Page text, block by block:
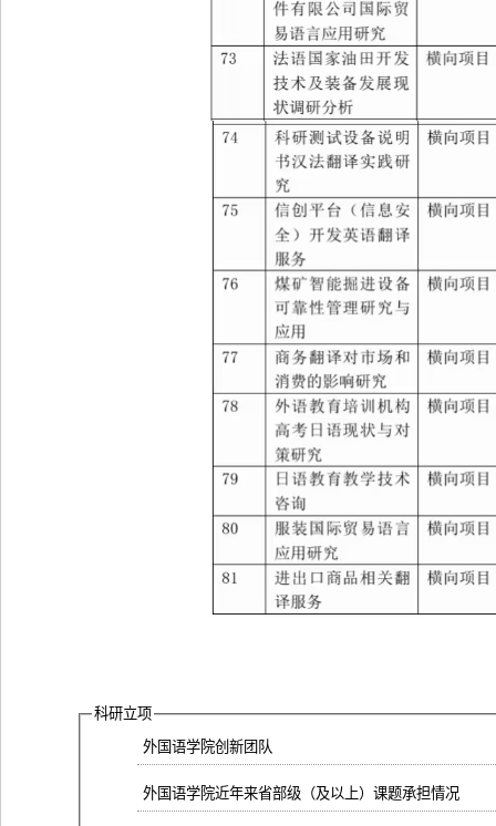
科研立项
外国语学院创新团队
外国语学院近年来省部级（及以上）课题承担情况